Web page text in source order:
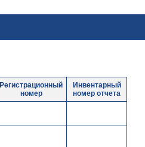
Регистрационный
номер
Инвентарный
номер отчета